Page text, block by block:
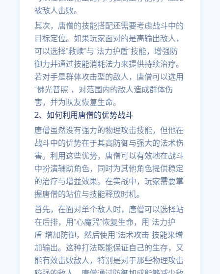
被敌人击败。
其次，唐僧的技能搭配还需要考虑战斗中的
目标定位。如果玩家面对的是高输出敌人，
可以选择“救赎”与“法力护盾”技能，增强防
御力并通过技能消耗法力来提供持续治疗。
若对手是群体攻击型的敌人，唐僧可以选用
“佛光普照”，对范围内的敌人造成群体伤
害，并为队友恢复生命。
2、如何利用唐僧的优势战斗
唐僧虽然没有强力的物理攻击技能，但他在
战斗中的优势在于其高防御与强大的法术伤
害。利用这些优势，唐僧可以有效地在战斗
中扮演辅助角色，同时为其他角色提供稳定
的治疗与增益效果。在实战中，玩家需要掌
握唐僧的站位与技能释放时机。
首先，在面对单个敌人时，唐僧可以选择站
在后排，用“心魔咒”恢复生命，用“法力护
盾”增加防御，然后使用“法术攻击”技能来增
加输出。这种打法既能保证自己的生存，又
能有效击败敌人，特别是对于那些物理攻击